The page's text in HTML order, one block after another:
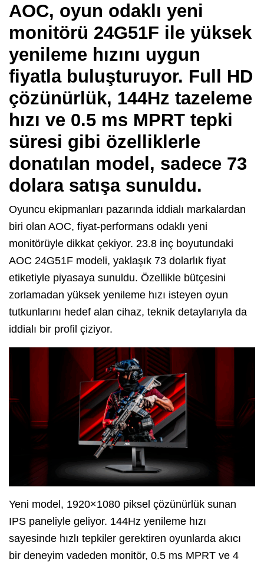
AOC, oyun odaklı yeni
monitörü 24G51F ile yüksek
yenileme hızını uygun
fiyatla buluşturuyor. Full HD
çözünürlük, 144Hz tazeleme
hızı ve 0.5 ms MPRT tepki
süresi gibi özelliklerle
donatılan model, sadece 73
dolara satışa sunuldu.
Oyuncu ekipmanları pazarında iddialı markalardan
biri olan AOC, fiyat-performans odaklı yeni
monitörüyle dikkat çekiyor. 23.8 inç boyutundaki
AOC 24G51F modeli, yaklaşık 73 dolarlık fiyat
etiketiyle piyasaya sunuldu. Özellikle bütçesini
zorlamadan yüksek yenileme hızı isteyen oyun
tutkunlarını hedef alan cihaz, teknik detaylarıyla da
iddialı bir profil çiziyor.
Yeni model, 1920×1080 piksel çözünürlük sunan
IPS paneliyle geliyor. 144Hz yenileme hızı
sayesinde hızlı tepkiler gerektiren oyunlarda akıcı
bir deneyim vadeden monitör, 0.5 ms MPRT ve 4